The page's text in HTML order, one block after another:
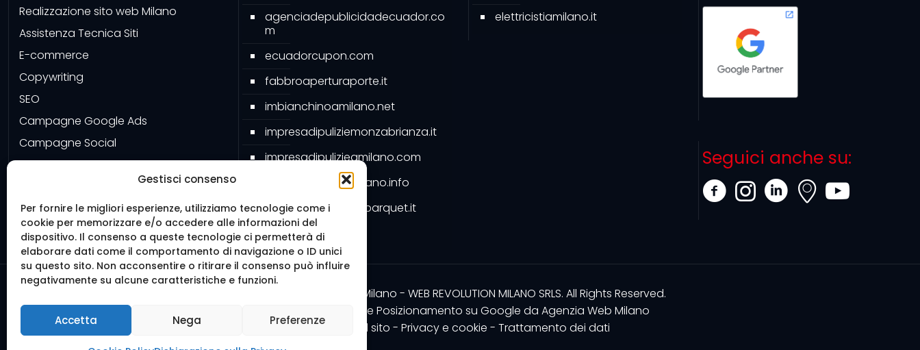
Gestisci consenso
Per fornire le migliori esperienze, utilizziamo tecnologie come i
cookie per memorizzare e/o accedere alle informazioni del
dispositivo. Il consenso a queste tecnologie ci permetterà di
elaborare dati come il comportamento di navigazione o ID unici
su questo sito. Non acconsentire o ritirare il consenso può influire
negativamente su alcune caratteristiche e funzioni.
Accetta Nega Preferenze
Realizzazione sito web Milano
Assistenza Tecnica Siti
E-commerce
Copywriting
SEO
Campagne Google Ads
Campagne Social
Google My Business
Software
agenciadepublicidadecuador.co
m
ecuadorcupon.com
fabbroaperturaporte.it
imbianchinoamilano.net
impresadipuliziemonzabrianza.it
impresadipulizieamilano.com
impresadipuliziemilano.info
pavimentimarmoeparquet.it
Mister Preventivo
elettricistiamilano.it
Seguici anche su:
© 2016 Web Agency Milano - WEB REVOLUTION MILANO SRLS. All Rights Reserved.
Realizzazione sito e Posizionamento su Google da Agenzia Web Milano
Mappa del sito - Privacy e cookie - Trattamento dei dati